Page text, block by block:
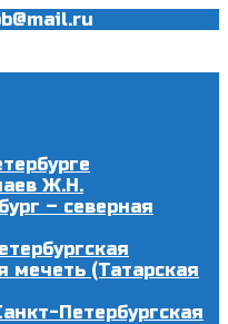
Ж.Н.
– северная
мечеть (Татарская
Петербургская